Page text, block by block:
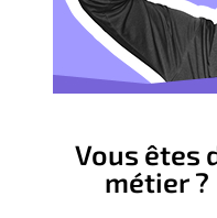
Vous êtes
métier ?